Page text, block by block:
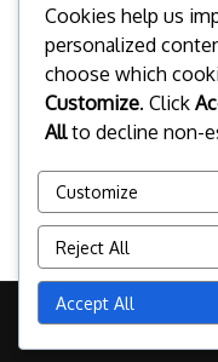
Save my name,
Copyright © 2026
Cookies help us
personalized
choose which
Customize. Click
Allto decline non-
Customize
Reject All
Accept All